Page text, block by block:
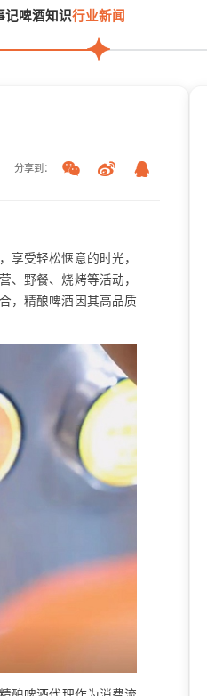
记啤酒知识行业新闻
分享到：
享受轻松惬意的时光，
、野餐、烧烤等活动，
，精酿啤酒因其高品质